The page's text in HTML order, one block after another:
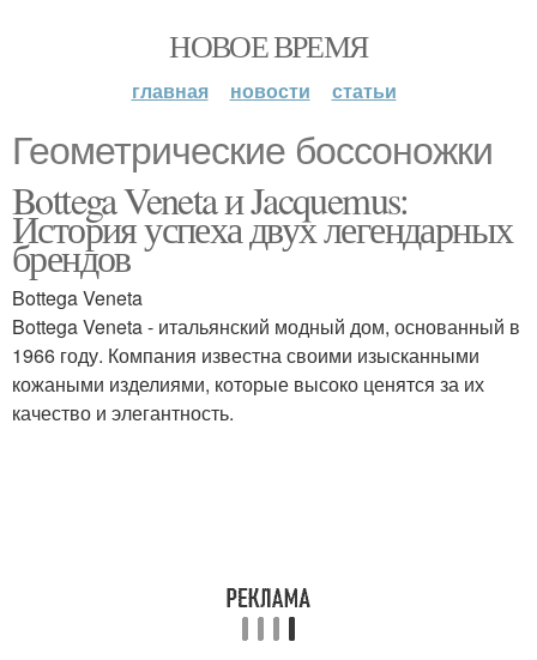
НОВОЕ ВРЕМЯ
главная новости статьи
Геометрические боссоножки
Bottega Veneta и Jacquemus:
История успеха двух легендарных
брендов
Bottega Veneta
Bottega Veneta - итальянский модный дом, основанный в
1966 году. Компания известна своими изысканными
кожаными изделиями, которые высоко ценятся за их
качество и элегантность.